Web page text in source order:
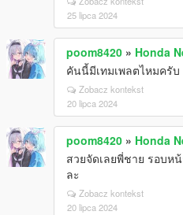
25 lipca 2024
poom8420 » Honda
คันนี้มีเทมเพลตไหมครับ
Zobacz kontekst
20 lipca 2024
poom8420 » Honda
สวยจัดเลยพี่ชาย รอบห
ละ
Zobacz kontekst
20 lipca 2024